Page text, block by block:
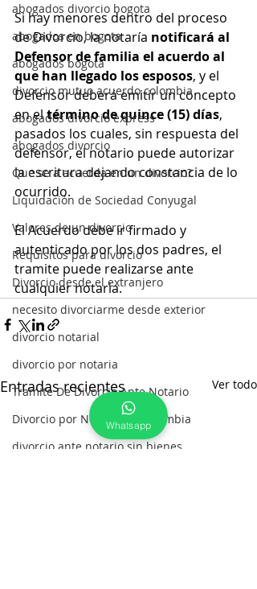
abogados divorcio bogota
abogados en bogota
abogados bogota
divorcio mutuo acuerdo colombia
abogados divorcio express
abogados divorcio
Que se a acuerda en un divorcio?
Liquidación de Sociedad Conyugal
Valores de un divorcio
Requisitos para divorcio
Divorcio desde el extranjero
necesito divorciarme desde exterior
divorcio notarial
divorcio por notaria
Tramite De Divorcio Ante Notario
Divorcio por Notaria en Colombia
divorcio ante notario sin bienes
Si hay menores dentro del proceso
de Divorcio, la notaría notificará al
Defensor de familia el acuerdo al
que han llegado los esposos, y el
Defensor deberá emitir un concepto
en el término de quince (15) días,
pasados los cuales, sin respuesta del
defensor, el notario puede autorizar
la escritura dejando constancia de lo
ocurrido.
El Acuerdo debe ir firmado y
autenticado por los dos padres, el
tramite puede realizarse ante
cualquier notaria.
Entradas recientes Ver todo
Whatsapp